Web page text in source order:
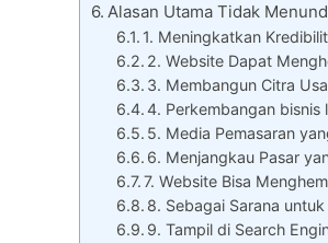
Alasan Utama Tidak
1. Meningkatkan
2. Website Dapat
3. Membangun Citra
4. Perkembangan bisnis
5. Media Pemasaran
6. Menjangkau Pasar
7. Website Bisa
8. Sebagai Sarana
9. Tampil di Search